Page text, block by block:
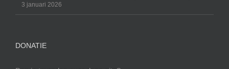
3 januari 2026
DONATIE